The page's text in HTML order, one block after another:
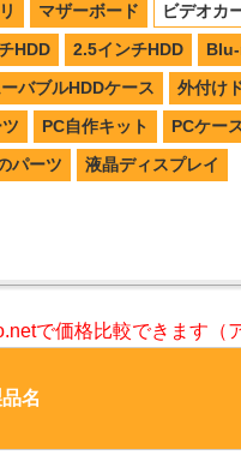
マザーボード ビデオカ
HDD 2.5インチHDD
ーバブルHDDケース
外付け
PC自作キット PCケー
パーツ 液晶ディスプレイ
で価格比較できます（
名